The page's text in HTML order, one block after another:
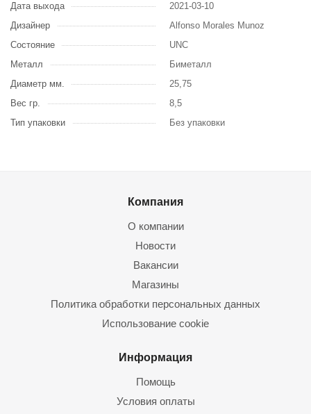
Дата выхода
2021-03-10
Дизайнер
Alfonso Morales Munoz
Состояние
UNC
Металл
Биметалл
Диаметр мм.
25,75
Вес гр.
8,5
Тип упаковки
Без упаковки
Компания
О компании
Новости
Вакансии
Магазины
Политика обработки персональных данных
Использование cookie
Информация
Помощь
Условия оплаты